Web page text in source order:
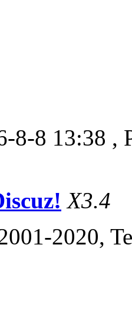
8-8 13:38 ,
X3.4
2020,